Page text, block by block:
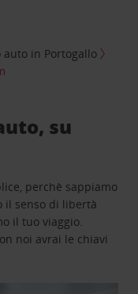
auto in Portogallo
su
perchè sappiamo
il senso di libertà
il tuo viaggio.
noi avrai le chiavi